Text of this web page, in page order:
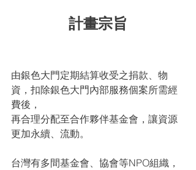
計畫宗旨
由銀色大門定期結算收受之捐款、物
資，扣除銀色大門內部服務個案所需經
費後，
再合理分配至合作夥伴基金會，讓資源
更加永續、流動。
​台灣有多間基金會、協會等NPO組織，